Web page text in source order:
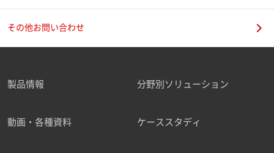
その他お問い合わせ
製品情報 分野別ソリューション
動画・各種資料 ケーススタディ